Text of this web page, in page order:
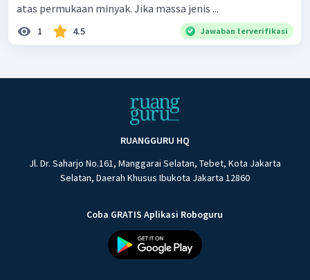
atas permukaan minyak. Jika massa jenis ...
1 4.5 Jawaban terverifikasi
RUANGGURU HQ
Jl. Dr. Saharjo No.161, Manggarai Selatan, Tebet, Kota Jakarta
Selatan, Daerah Khusus Ibukota Jakarta 12860
Coba GRATIS Aplikasi Roboguru